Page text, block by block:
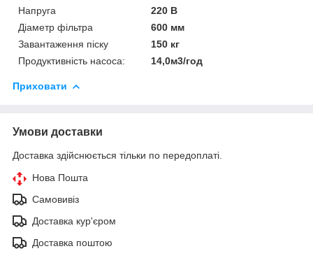
Напруга
220 В
Діаметр фільтра
600 мм
Завантаження піску
150 кг
Продуктивність насоса:
14,0м3/год
Приховати
Умови доставки
Доставка здійснюється тільки по передоплаті.
Нова Пошта
Самовивіз
Доставка кур'єром
Доставка поштою